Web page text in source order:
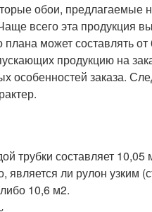
обои, предлагаемые
всего эта продукция
может составлять
продукцию на
особенностей заказа.
трубки составляет 10,05
является ли рулон
10,6 м2.